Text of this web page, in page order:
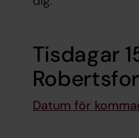
Tisdagar
Datum för